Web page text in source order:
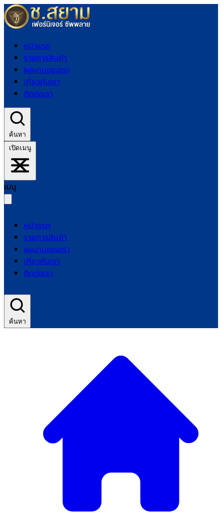
หน้าแรก
รายการสินค้า
ผลงานของเรา
เกี่ยวกับเรา
ติดต่อเรา
ค้นหา
เปิดเมนู
เมนู
หน้าแรก
รายการสินค้า
ผลงานของเรา
เกี่ยวกับเรา
ติดต่อเรา
ค้นหา